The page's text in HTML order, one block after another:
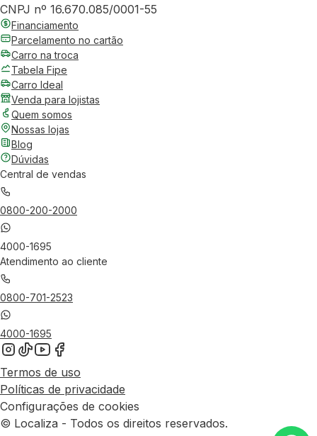
CNPJ nº 16.670.085/0001-55
Financiamento
Parcelamento no cartão
Carro na troca
Tabela Fipe
Carro Ideal
Venda para lojistas
Quem somos
Nossas lojas
Blog
Dúvidas
Central de vendas
0800-200-2000
4000-1695
Atendimento ao cliente
0800-701-2523
4000-1695
Termos de uso
Políticas de privacidade
Configurações de cookies
© Localiza - Todos os direitos reservados.